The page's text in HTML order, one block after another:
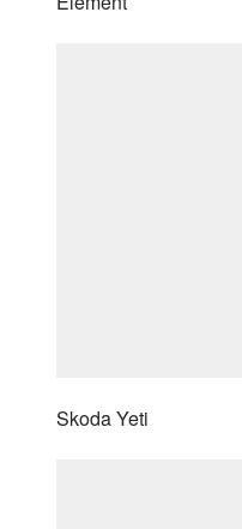
Skoda Yeti